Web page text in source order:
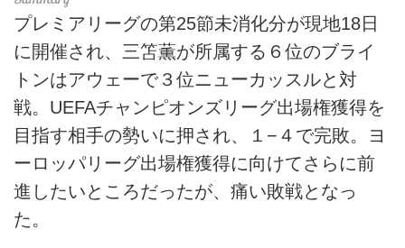
プレミアリーグの第25節未消化分が現地18日
に開催され、三笘薫が所属する６位のブライ
トンはアウェーで３位ニューカッスルと対
戦。UEFAチャンピオンズリーグ出場権獲得を
目指す相手の勢いに押され、１−４で完敗。ヨ
ーロッパリーグ出場権獲得に向けてさらに前
進したいところだったが、痛い敗戦となっ
た。